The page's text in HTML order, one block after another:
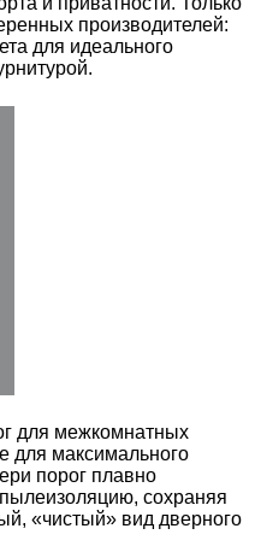
производителей:
для идеального
для межкомнатных
для максимального
порог плавно
сохраняя
«чистый» вид дверного